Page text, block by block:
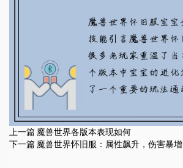
上一篇 魔兽世界各版本表现如何
下一篇 魔兽世界怀旧服：属性飙升，伤害暴增